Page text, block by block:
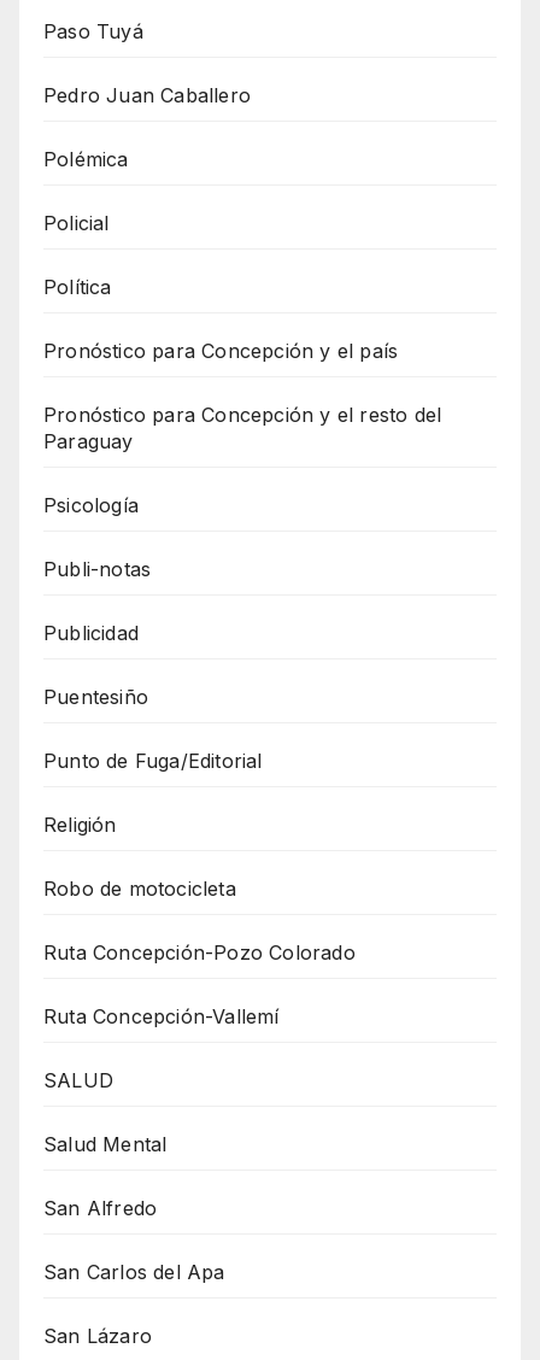
Paso Tuyá
Pedro Juan Caballero
Polémica
Policial
Política
Pronóstico para Concepción y el país
Pronóstico para Concepción y el resto del
Paraguay
Psicología
Publi-notas
Publicidad
Puentesiño
Punto de Fuga/Editorial
Religión
Robo de motocicleta
Ruta Concepción-Pozo Colorado
Ruta Concepción-Vallemí
SALUD
Salud Mental
San Alfredo
San Carlos del Apa
San Lázaro